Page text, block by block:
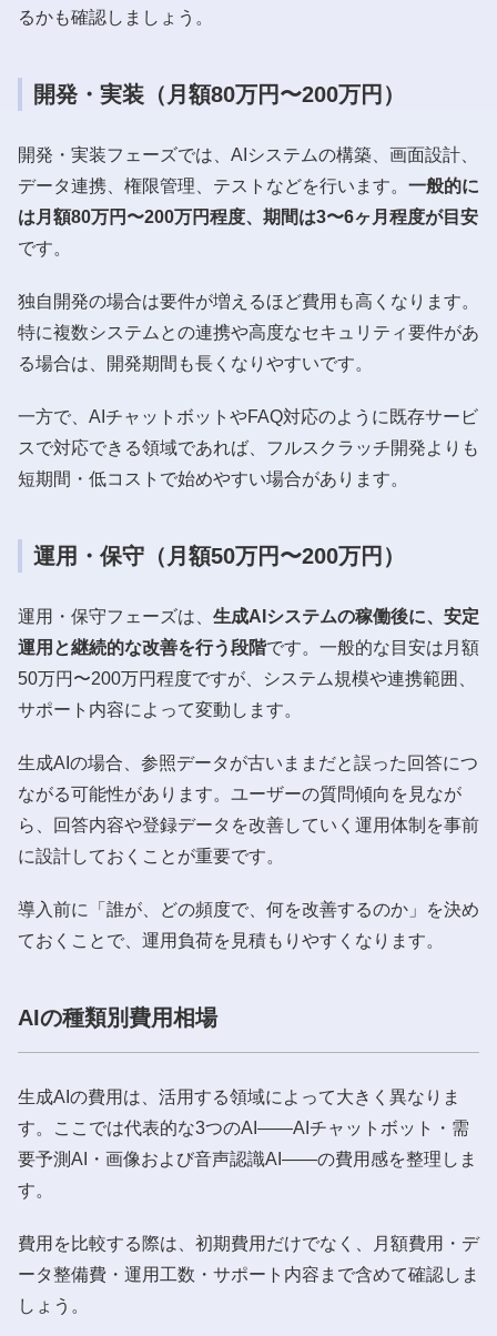
るかも確認しましょう。
開発・実装（月額80万円〜200万円）
開発・実装フェーズでは、AIシステムの構築、画面設計、
データ連携、権限管理、テストなどを行います。 一般的に
は月額80万円〜200万円程度、期間は3〜6ヶ月程度が目安
です。
独自開発の場合は要件が増えるほど費用も高くなります。
特に複数システムとの連携や高度なセキュリティ要件があ
る場合は、開発期間も長くなりやすいです。
一方で、AIチャットボットやFAQ対応のように既存サービ
スで対応できる領域であれば、フルスクラッチ開発よりも
短期間・低コストで始めやすい場合があります。
運用・保守（月額50万円〜200万円）
運用・保守フェーズは、 生成AIシステムの稼働後に、安定
運用と継続的な改善を行う段階です。一般的な目安は月額
50万円〜200万円程度ですが、システム規模や連携範囲、
サポート内容によって変動します。
生成AIの場合、参照データが古いままだと誤った回答につ
ながる可能性があります。ユーザーの質問傾向を見なが
ら、回答内容や登録データを改善していく運用体制を事前
に設計しておくことが重要です。
導入前に「誰が、どの頻度で、何を改善するのか」を決め
ておくことで、運用負荷を見積もりやすくなります。
AIの種類別費用相場
生成AIの費用は、活用する領域によって大きく異なりま
す。ここでは代表的な3つのAI——AIチャットボット・需
要予測AI・画像および音声認識AI——の費用感を整理しま
す。
費用を比較する際は、初期費用だけでなく、月額費用・デ
ータ整備費・運用工数・サポート内容まで含めて確認しま
しょう。